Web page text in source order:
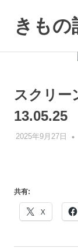
きもの
者
も、
で
参
スクリー
13.05.25
2025年9月27日
共有:
X